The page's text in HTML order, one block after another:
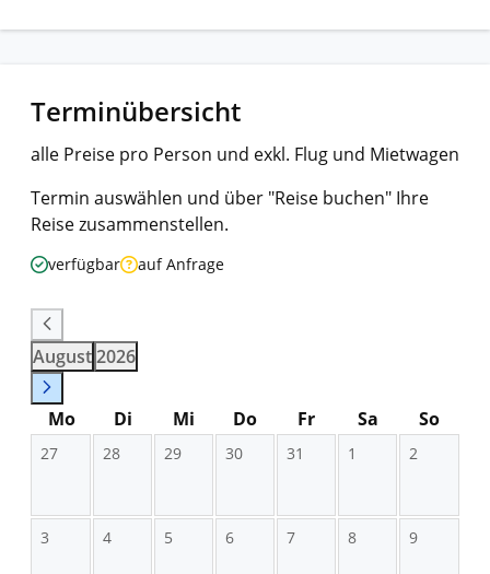
Terminübersicht
alle Preise pro Person und exkl. Flug und Mietwagen
Termin auswählen und über "Reise buchen" Ihre
Reise zusammenstellen.
verfügbar auf Anfrage
August2026
Mo Di Mi Do Fr Sa So
27 28 29 30 31 1 2
3 4 5 6 7 8 9